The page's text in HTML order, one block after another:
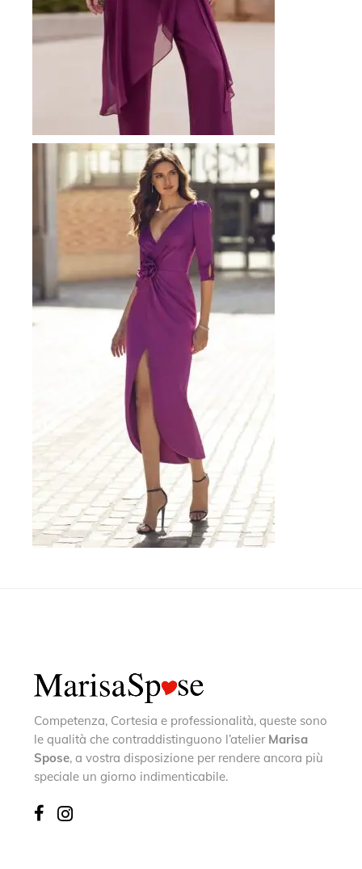
Competenza, Cortesia e professionalità, queste sono
le qualità che contraddistinguono l’atelier Marisa
Spose, a vostra disposizione per rendere ancora più
speciale un giorno indimenticabile.